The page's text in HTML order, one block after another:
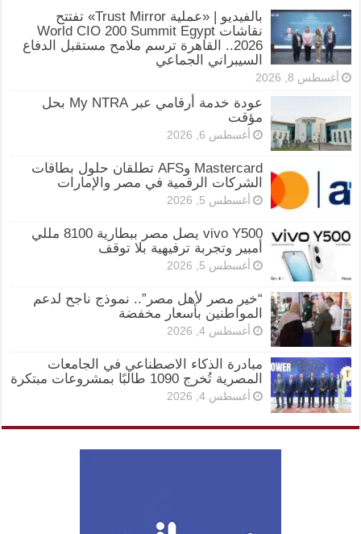
بالفيديو | «عملية Trust Mirror» تفتتح
نقاشات World CIO 200 Summit Egypt
2026.. القاهرة ترسم ملامح مستقبل الدفاع
السيبراني الجماعي
أغسطس 8, 2026
عودة خدمة أرقامي عبر My NTRA بحل
مؤقت
أغسطس 6, 2026
Mastercard وAFS تطلقان حلول بطاقات
الشركات الرقمية في مصر والإمارات
أغسطس 5, 2026
vivo Y500 يصل مصر ببطارية 8100 مللي
أمبير وتجربة ترفيهية بلا توقف
أغسطس 5, 2026
“خير مصر لأهل مصر”.. نموذج ناجح لدعم
المواطنين بأسعار مخفضة
أغسطس 4, 2026
مبادرة الذكاء الاصطناعي في الجامعات
المصرية تُخرج 1090 طالبًا بمشروعات مبتكرة
أغسطس 4, 2026